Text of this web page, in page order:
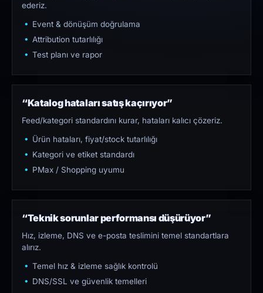
ederiz.
Event & dönüşüm doğrulama
Attribution tutarlılığı
Test planı ve rapor
“Katalog hataları satış kaçırıyor”
Feed/kategori standardını kurar, hataları kalıcı çözeriz.
Ürün hataları, fiyat/stock tutarlılığı
Kategori ve etiket standardı
PMax / Shopping uyumu
“Teknik sorunlar performansı düşürüyor”
Hız, izleme, DNS ve e-posta teslimini temel standartlara
alırız.
Temel hız & izleme sağlık kontrolü
DNS/SSL ve güvenlik temelleri